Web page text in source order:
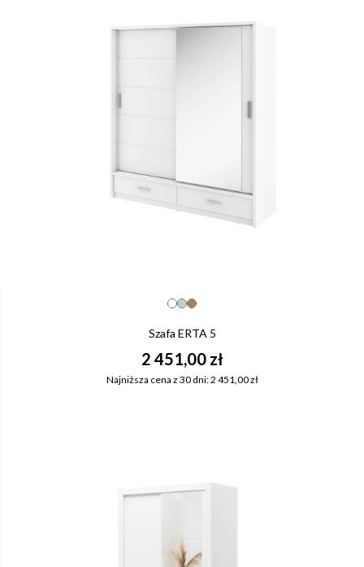
Szafa ERTA 5
2 451,00 zł
Najniższa cena z 30 dni: 2 451,00 zł